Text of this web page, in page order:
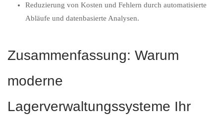
Reduzierung von Kosten und Fehlern durch automatisierte
Abläufe und datenbasierte Analysen.
Zusammenfassung: Warum
moderne
Lagerverwaltungssysteme Ihr